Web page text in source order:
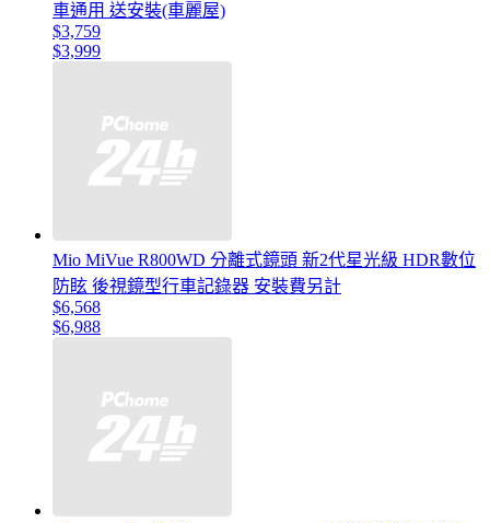
車通用 送安裝(車麗屋)
$3,759
$3,999
Mio MiVue R800WD 分離式鏡頭 新2代星光級 HDR數位
防眩 後視鏡型行車記錄器 安裝費另計
$6,568
$6,988